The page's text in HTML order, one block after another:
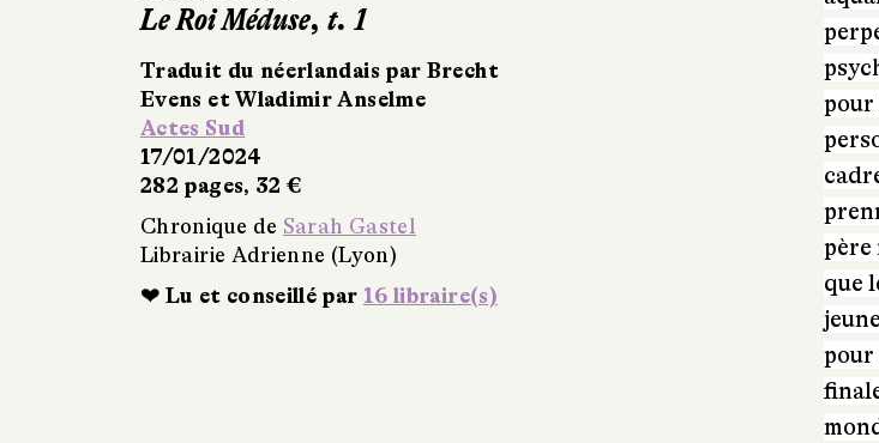
Le Roi Méduse, t. 1
Traduit du néerlandais par Brecht
Evens et Wladimir Anselme
Actes Sud
17/01/2024
282 pages, 32 €
Chronique de Sarah Gastel
Librairie Adrienne (Lyon)
❤ Lu et conseillé par 16 libraire(s)
pour
père
que
pour